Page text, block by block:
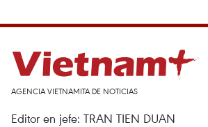
AGENCIA VIETNAMITA DE NOTICIAS
Editor en jefe: TRAN TIEN DUAN